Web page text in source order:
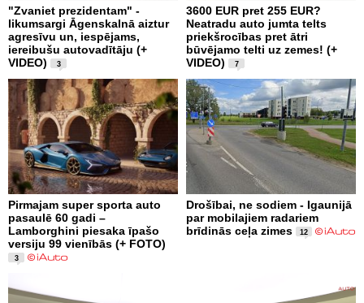
"Zvaniet prezidentam" -
likumsargi Āgenskalnā aiztur
agresīvu un, iespējams,
iereibušu autovadītāju (+
VIDEO)
3
3600 EUR pret 255 EUR?
Neatradu auto jumta telts
priekšrocības pret ātri
būvējamo telti uz zemes! (+
VIDEO)
7
Pirmajam super sporta auto
pasaulē 60 gadi –
Lamborghini piesaka īpašo
versiju 99 vienībās (+ FOTO)
3
Drošībai, ne sodiem - Igaunijā
par mobilajiem radariem
brīdinās ceļa zimes
12